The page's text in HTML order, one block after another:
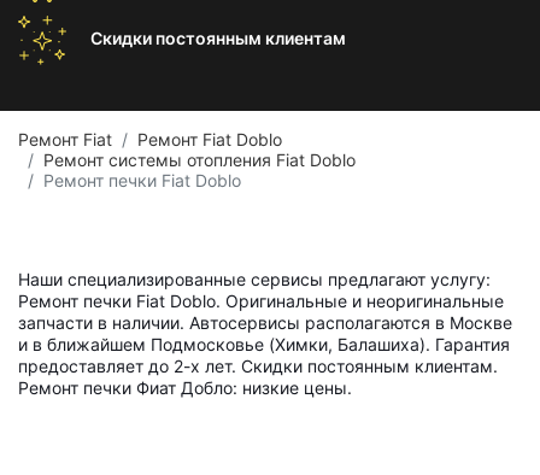
Скидки постоянным клиентам
Ремонт Fiat
Ремонт Fiat Doblo
Ремонт системы отопления Fiat Doblo
Ремонт печки Fiat Doblo
Наши специализированные сервисы предлагают услугу:
Ремонт печки Fiat Doblo. Оригинальные и неоригинальные
запчасти в наличии. Автосервисы располагаются в Москве
и в ближайшем Подмосковье (Химки, Балашиха). Гарантия
предоставляет до 2-х лет. Скидки постоянным клиентам.
Ремонт печки Фиат Добло: низкие цены.